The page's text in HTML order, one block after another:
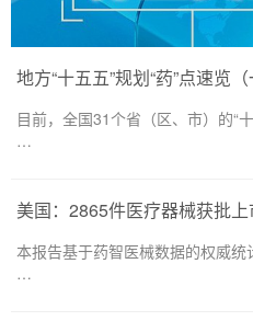
地方“十五五”规划“药”点速览（
目前，全国31个省（区、市）的“
…
美国：2865件医疗器械获批
本报告基于药智医械数据的权威
…